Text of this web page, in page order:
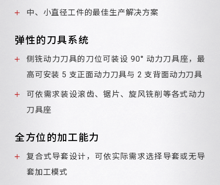
中、小直径工件的最佳生产解决方案
弹性的刀具系统
侧铣动力刀具的刀位可装设 90° 动力刀具座，最
高可安装 5 支正面动力刀具与 2 支背面动力刀具
可依需求装设滚齿、锯片、旋风铣削等各式动力
刀具座
全方位的加工能力
复合式导套设计，可依实际需求选择导套或无导
套加工模式